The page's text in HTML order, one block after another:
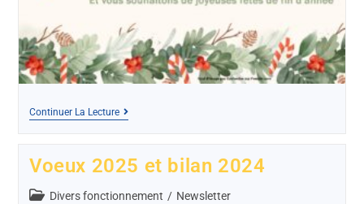
Continuer La Lecture
Voeux 2025 et bilan 2024
Divers fonctionnement / Newsletter